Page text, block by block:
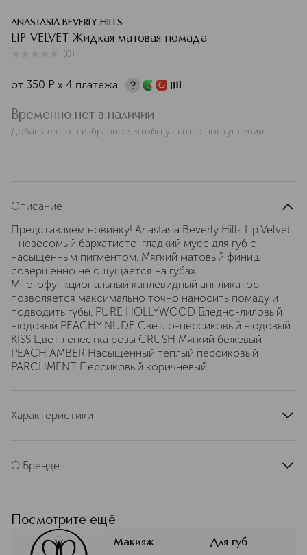
ANASTASIA BEVERLY HILLS
LIP VELVET Жидкая матовая помада
(0)
от 350 ¤ х 4 платежа
Временно нет в наличии
Добавьте его в избранное, чтобы узнать о поступлении
Описание
Представляем новинку! Anastasia Beverly Hills Lip Velvet
- невесомый бархатисто-гладкий мусс для губ с
насыщенным пигментом. Мягкий матовый финиш
совершенно не ощущается на губах.
Многофункциональный каплевидный аппликатор
позволяется максимально точно наносить помаду и
подводить губы. PURE HOLLYWOOD Бледно-лиловый
нюдовый PEACHY NUDE Светло-персиковый нюдовый
KISS Цвет лепестка розы CRUSH Мягкий бежевый
PEACH AMBER Насыщенный теплый персиковый
PARCHMENT Персиковый коричневый
Характеристики
О Бренде
отрасли — Анастасию Соаре —
творческую силу Анастасии
Беверли-Хиллз. Инновационный
Посмотрите ещё
Макияж Для губ